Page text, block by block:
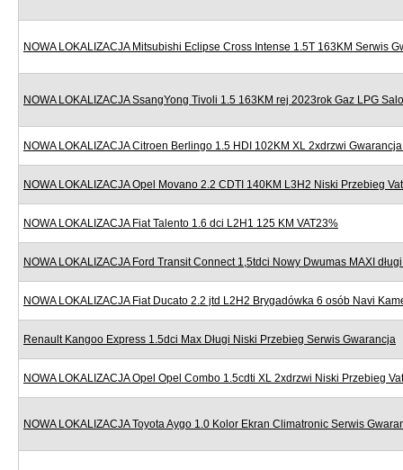
NOWA LOKALIZACJA Mitsubishi Eclipse Cross Intense 1.5T 163KM Serwis
NOWA LOKALIZACJA SsangYong Tivoli 1.5 163KM rej 2023rok Gaz LPG
NOWA LOKALIZACJA Citroen Berlingo 1.5 HDI 102KM XL 2xdrzwi
NOWA LOKALIZACJA Opel Movano 2.2 CDTI 140KM L3H2 Niski Przebieg
NOWA LOKALIZACJA Fiat Talento 1.6 dci L2H1 125 KM VAT23%
NOWA LOKALIZACJA Ford Transit Connect 1,5tdci Nowy Dwumas MAXI
NOWA LOKALIZACJA Fiat Ducato 2.2 jtd L2H2 Brygadówka 6 osób Navi
Renault Kangoo Express 1.5dci Max Długi Niski Przebieg Serwis Gwarancja
NOWA LOKALIZACJA Opel Opel Combo 1.5cdti XL 2xdrzwi Niski Przebieg
NOWA LOKALIZACJA Toyota Aygo 1.0 Kolor Ekran Climatronic Serwis